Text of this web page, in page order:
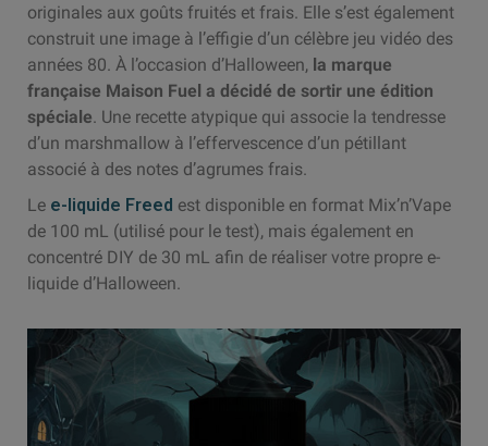
originales aux goûts fruités et frais. Elle s’est également
construit une image à l’effigie d’un célèbre jeu vidéo des
années 80. À l’occasion d’Halloween, la marque
française Maison Fuel a décidé de sortir une édition
spéciale. Une recette atypique qui associe la tendresse
d’un marshmallow à l’effervescence d’un pétillant
associé à des notes d’agrumes frais.
Le e-liquide Freed est disponible en format Mix’n’Vape
de 100 mL (utilisé pour le test), mais également en
concentré DIY de 30 mL afin de réaliser votre propre e-
liquide d’Halloween.